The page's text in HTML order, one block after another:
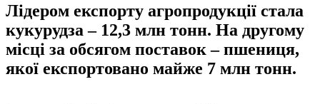
Лідером експорту агропродукції стала
кукурудза – 12,3 млн тонн. На другому
місці за обсягом поставок – пшениця,
якої експортовано майже 7 млн тонн.